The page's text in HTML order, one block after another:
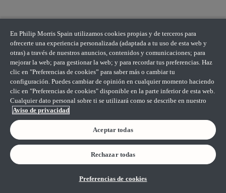
En Philip Morris Spain utilizamos cookies propias y de terceros para
ofrecerte una experiencia personalizada (adaptada a tu uso de esta web y
otras) a través de nuestros anuncios, contenidos y comunicaciones; para
mejorar la web; para gestionar la web; y para recordar tus preferencias. Haz
clic en "Preferencias de cookies” para saber más o cambiar tu
configuración. Puedes cambiar de opinión en cualquier momento haciendo
clic en "Preferencias de cookies" disponible en la parte inferior de esta web.
Cualquier dato personal sobre ti se utilizará como se describe en nuestro
Aviso de privacidad
Aceptar todas
Rechazar todas
Preferencias de cookies